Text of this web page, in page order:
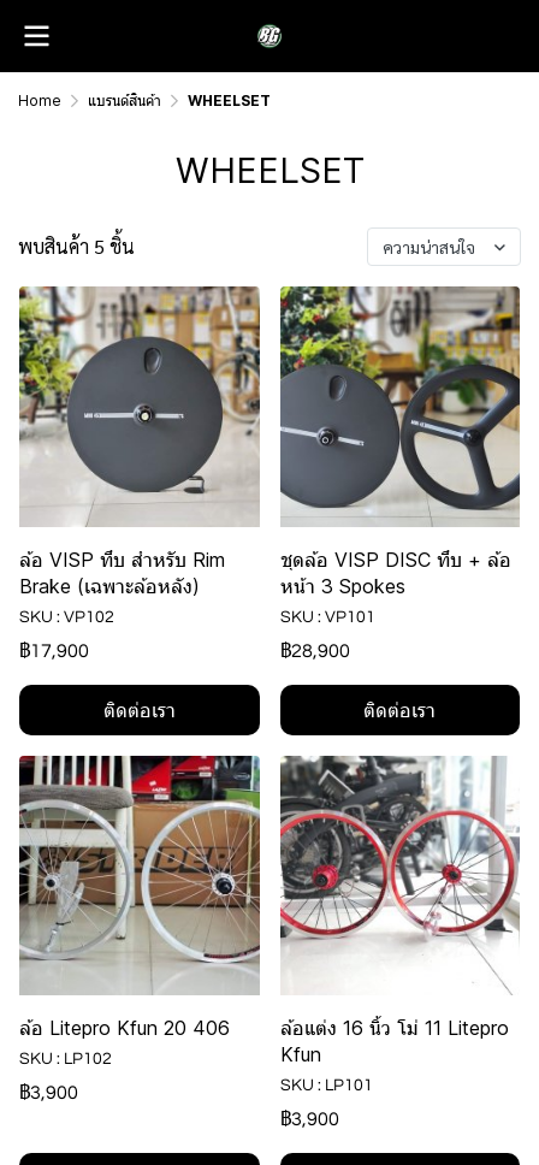
Home แบรนด์สินค้า WHEELSET
WHEELSET
พบสินค้า 5 ชิ้น ความน่าสนใจ
ล้อ VISP ทึบ สำหรับ Rim
Brake (เฉพาะล้อหลัง)
SKU : VP102
฿17,900
ติดต่อเรา
ชุดล้อ VISP DISC ทึบ + ล้อ
หน้า 3 Spokes
SKU : VP101
฿28,900
ติดต่อเรา
ล้อ Litepro Kfun 20 406
SKU : LP102
฿3,900
ล้อแต่ง 16 นิ้ว โม่ 11 Litepro
Kfun
SKU : LP101
฿3,900